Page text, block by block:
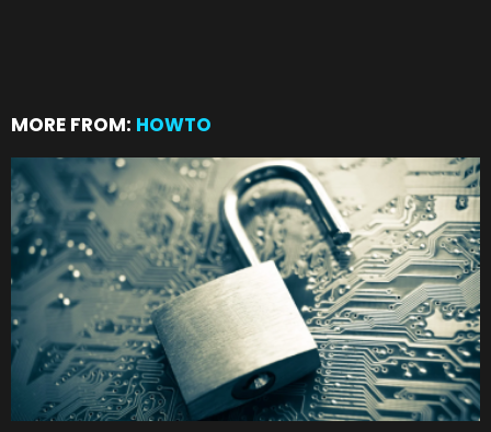
MORE FROM: HOWTO